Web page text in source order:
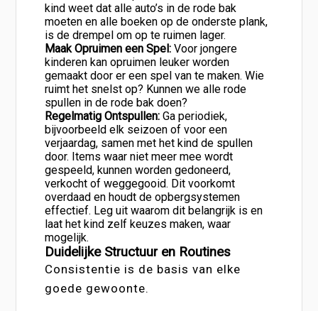
kind weet dat alle auto’s in de rode bak
moeten en alle boeken op de onderste plank,
is de drempel om op te ruimen lager.
Maak Opruimen een Spel: Voor jongere
kinderen kan opruimen leuker worden
gemaakt door er een spel van te maken. Wie
ruimt het snelst op? Kunnen we alle rode
spullen in de rode bak doen?
Regelmatig Ontspullen: Ga periodiek,
bijvoorbeeld elk seizoen of voor een
verjaardag, samen met het kind de spullen
door. Items waar niet meer mee wordt
gespeeld, kunnen worden gedoneerd,
verkocht of weggegooid. Dit voorkomt
overdaad en houdt de opbergsystemen
effectief. Leg uit waarom dit belangrijk is en
laat het kind zelf keuzes maken, waar
mogelijk.
Duidelijke Structuur en Routines
Consistentie is de basis van elke
goede gewoonte.